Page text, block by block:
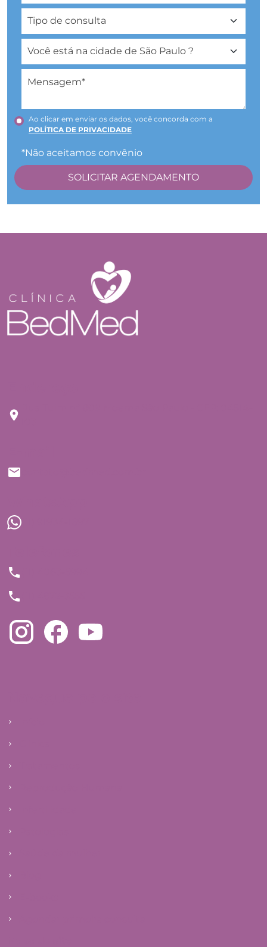
Ao clicar em enviar os dados, você concorda com a
POLÍTICA DE PRIVACIDADE
*Não aceitamos convênio